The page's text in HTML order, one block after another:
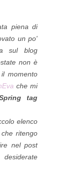
piena di
un po'
sul blog
non è
momento
che mi
tag
elenco
ritengo
nel post